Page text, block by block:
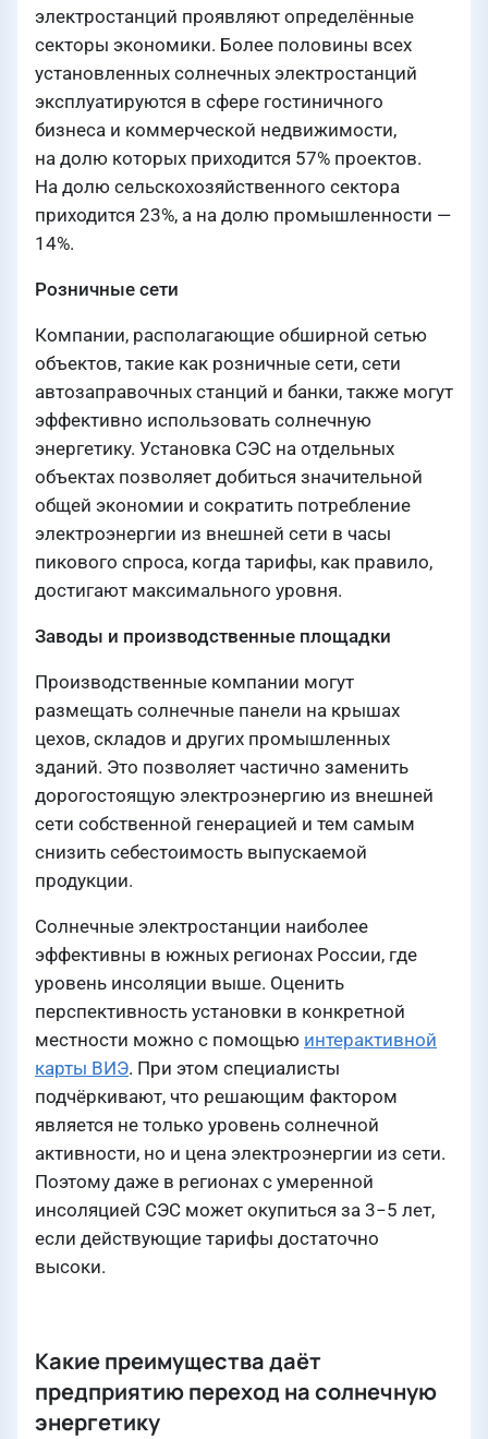
электростанций проявляют определённые
секторы экономики. Более половины всех
установленных солнечных электростанций
эксплуатируются в сфере гостиничного
бизнеса и коммерческой недвижимости,
на долю которых приходится 57% проектов.
На долю сельскохозяйственного сектора
приходится 23%, а на долю промышленности —
14%.
Розничные сети
Компании, располагающие обширной сетью
объектов, такие как розничные сети, сети
автозаправочных станций и банки, также могут
эффективно использовать солнечную
энергетику. Установка СЭС на отдельных
объектах позволяет добиться значительной
общей экономии и сократить потребление
электроэнергии из внешней сети в часы
пикового спроса, когда тарифы, как правило,
достигают максимального уровня.
Заводы и производственные площадки
Производственные компании могут
размещать солнечные панели на крышах
цехов, складов и других промышленных
зданий. Это позволяет частично заменить
дорогостоящую электроэнергию из внешней
сети собственной генерацией и тем самым
снизить себестоимость выпускаемой
продукции.
Солнечные электростанции наиболее
эффективны в южных регионах России, где
уровень инсоляции выше. Оценить
перспективность установки в конкретной
местности можно с помощью интерактивной
карты ВИЭ. При этом специалисты
подчёркивают, что решающим фактором
является не только уровень солнечной
активности, но и цена электроэнергии из сети.
Поэтому даже в регионах с умеренной
инсоляцией СЭС может окупиться за 3−5 лет,
если действующие тарифы достаточно
высоки.
Какие преимущества даёт
предприятию переход на солнечную
энергетику